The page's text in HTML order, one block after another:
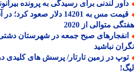
لندنی برای رسیدگی به پرونده
قیمت مس به 14201 دلار صعود
متوالی از 2020
صبح جمعه در شهرستان دشتی
نباشید
در زمین تارتار/ پرسش های کلیدی